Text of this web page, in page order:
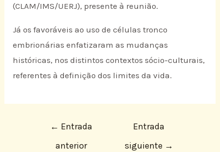
(CLAM/IMS/UERJ), presente à reunião.
Já os favoráveis ao uso de células tronco
embrionárias enfatizaram as mudanças
históricas, nos distintos contextos sócio-culturais,
referentes à definição dos limites da vida.
← Entrada
anterior
Entrada
siguiente →